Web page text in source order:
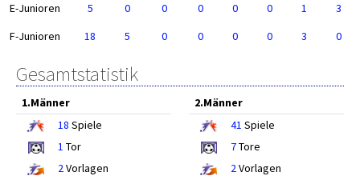
E-Junioren
5 0 0 0 0 0 1
3
F-Junioren
18 5 0 0 0 0 3 0
Gesamtstatistik
1.Männer
18 Spiele
1 Tor
2Vorlagen
2.Männer
41 Spiele
7Tore
2Vorlagen